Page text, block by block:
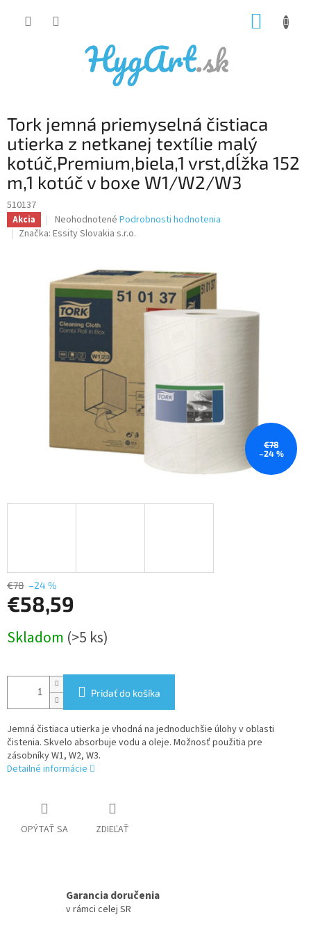
Tork jemná priemyselná čistiaca
utierka z netkanej textílie malý
kotúč,Premium,biela,1 vrst,dĺžka 152
m,1 kotúč v boxe W1/W2/W3
510137
Akcia
Priemerné
hodnotenie
z
5
hviezdičiek.
Neohodnotené Podrobnosti hodnotenia
Značka: Essity Slovakia s.r.o.
€78
–24 %
€78 –24 %
€58,59
cena:
Skladom (>5 ks)
Pridať do košíka
Jemná čistiaca utierka je vhodná na jednoduchšie úlohy v oblasti
čistenia. Skvelo absorbuje vodu a oleje. Možnosť použitia pre
zásobníky W1, W2, W3.
Detailné informácie
OPÝTAŤ SA ZDIEĽAŤ
Garancia doručenia
v rámci celej SR